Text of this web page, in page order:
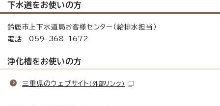
下水道をお使いの方
鈴鹿市上下水道局お客様センター（給排水担当）
電話 059-368-1672
浄化槽をお使いの方
三重県のウェブサイト （外部リンク）